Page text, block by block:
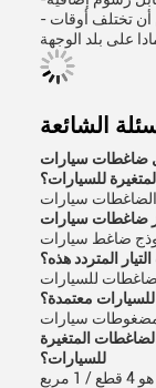
- الشحن الدولي متاح مقابل رسوم إضافية ويمكن أن تختلف أوقات
للسيارات؟
المتردد هذه؟
معتمدة؟
المتغيرة
للسيارات؟